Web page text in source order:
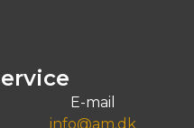
E-mail
info@am.dk